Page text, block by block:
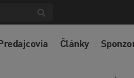
Články